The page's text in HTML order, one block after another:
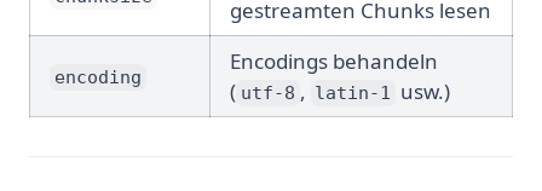
gestreamten Chunks lesen
encoding
Encodings behandeln
( utf-8 , latin-1 usw.)